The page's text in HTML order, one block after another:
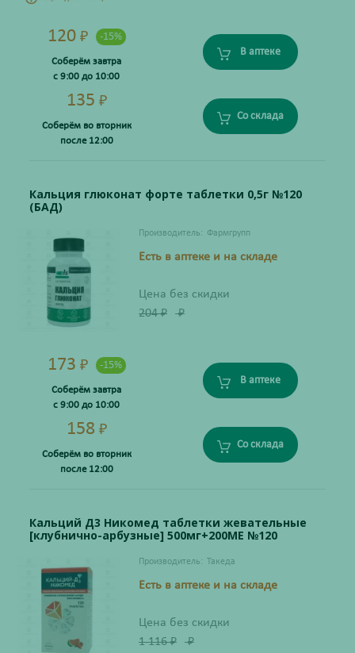
120 ₽ -15%
Соберём завтра
с 9:00 до 10:00
В аптеке
135 ₽
Соберём во вторник
после 12:00
Со склада
Кальция глюконат форте таблетки 0,5г №120
(БАД)
Производитель: Фармгрупп
Есть в аптеке и на складе
Цена без скидки
204₽ ₽
173 ₽ -15%
Соберём завтра
с 9:00 до 10:00
В аптеке
158 ₽
Соберём во вторник
после 12:00
Со склада
Кальций Д3 Никомед таблетки жевательные
[клубнично-арбузные] 500мг+200МЕ №120
Производитель: Такеда
Есть в аптеке и на складе
Цена без скидки
1 116₽ ₽